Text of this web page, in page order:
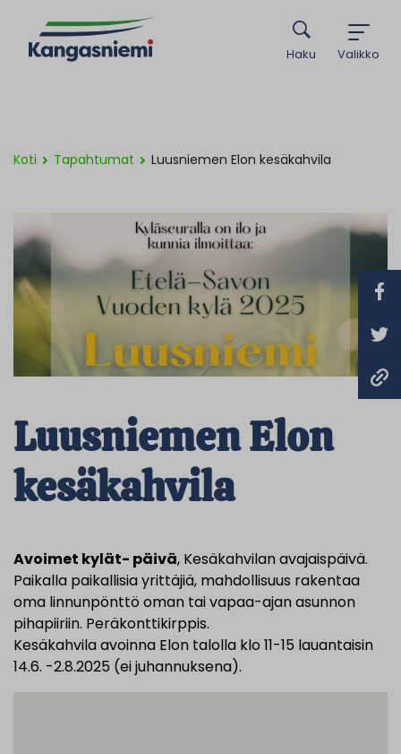
Valikko
Haku
Koti Tapahtumat Luusniemen Elon kesäkahvila
Luusniemen Elon
kesäkahvila
Avoimet kylät- päivä, Kesäkahvilan avajaispäivä.
Paikalla paikallisia yrittäjiä, mahdollisuus rakentaa
oma linnunpönttö oman tai vapaa-ajan asunnon
pihapiiriin. Peräkonttikirppis.
Kesäkahvila avoinna Elon talolla klo 11-15 lauantaisin
14.6. -2.8.2025 (ei juhannuksena).